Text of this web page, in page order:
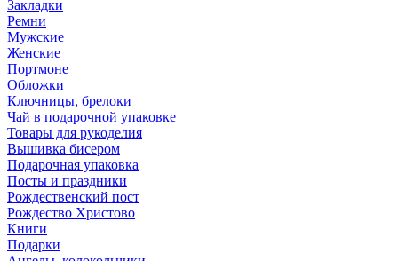
Закладки
Ремни
Мужские
Женские
Портмоне
Обложки
Ключницы, брелоки
Чай в подарочной упаковке
Товары для рукоделия
Вышивка бисером
Подарочная упаковка
Посты и праздники
Рождественский пост
Рождество Христово
Книги
Подарки